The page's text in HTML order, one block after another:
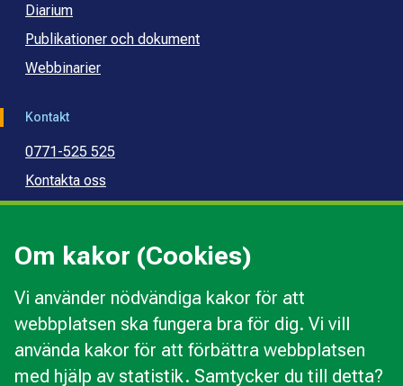
Om kakor (Cookies)
Vi använder nödvändiga kakor för att
webbplatsen ska fungera bra för dig. Vi vill
använda kakor för att förbättra webbplatsen
med hjälp av statistik. Samtycker du till detta?
Diarium
Publikationer och dokument
Webbinarier
Kontakt
0771-525 525
Kontakta oss
Press
Kommunal budget- och skuldrådgivning